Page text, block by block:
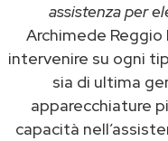
assistenza per
Archimede Reggio
intervenire su ogni
sia di ultima
apparecchiature
capacità